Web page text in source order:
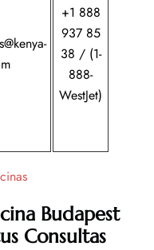
+1 888
937 85
38 / (1-
888-
WestJet)
Budapest
Consultas